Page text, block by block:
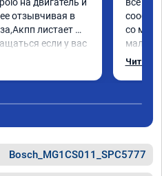
отзывчивая в
листает
если у вас
со
мало.
ребята
Читать
Bosch_MG1CS011_SPC5777